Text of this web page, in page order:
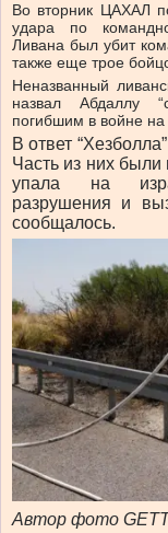
Во вторник ЦАХАЛ
удара по
Ливана был убит
также еще трое
Неназванный
назвал Абдаллу
погибшим в войне
В ответ
Часть из них
упала на
разрушения и
сообщалось.
Автор фото